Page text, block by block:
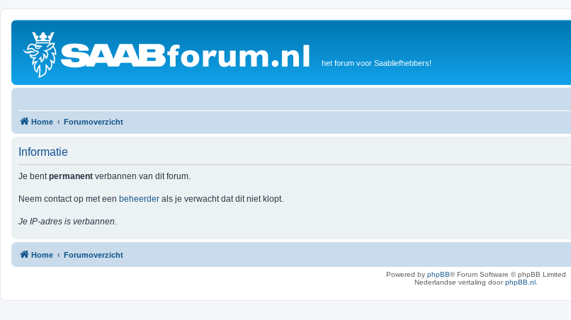
het forum voor Saabliefhebbers!
Home Forumoverzicht
Informatie
Je bentpermanent verbannen van dit forum.
Neem contact op met een beheerder als je verwacht dat dit niet klopt.
Je IP-adres is verbannen.
Home Forumoverzicht
Powered by phpBB® Forum Software © phpBB Limited
Nederlandse vertaling doorphpBB.nl